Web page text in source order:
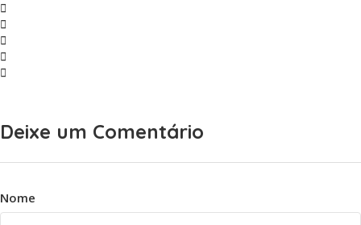
Deixe um Comentário
Nome